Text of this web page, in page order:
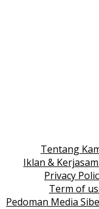
Tentang
Iklan &
Privacy
Term of
Pedoman Media